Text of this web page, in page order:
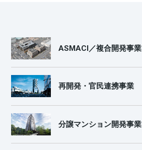
ASMACI／複合開発事業
再開発・官民連携事業
分譲マンション開発事業